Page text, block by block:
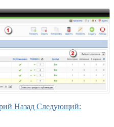
Назад Следующий: